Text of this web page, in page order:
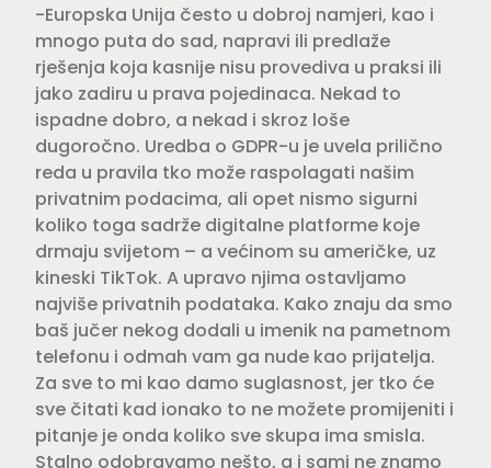
-Europska Unija često u dobroj namjeri, kao i
mnogo puta do sad, napravi ili predlaže
rješenja koja kasnije nisu provediva u praksi ili
jako zadiru u prava pojedinaca. Nekad to
ispadne dobro, a nekad i skroz loše
dugoročno. Uredba o GDPR-u je uvela prilično
reda u pravila tko može raspolagati našim
privatnim podacima, ali opet nismo sigurni
koliko toga sadrže digitalne platforme koje
drmaju svijetom – a većinom su američke, uz
kineski TikTok. A upravo njima ostavljamo
najviše privatnih podataka. Kako znaju da smo
baš jučer nekog dodali u imenik na pametnom
telefonu i odmah vam ga nude kao prijatelja.
Za sve to mi kao damo suglasnost, jer tko će
sve čitati kad ionako to ne možete promijeniti i
pitanje je onda koliko sve skupa ima smisla.
Stalno odobravamo nešto, a i sami ne znamo